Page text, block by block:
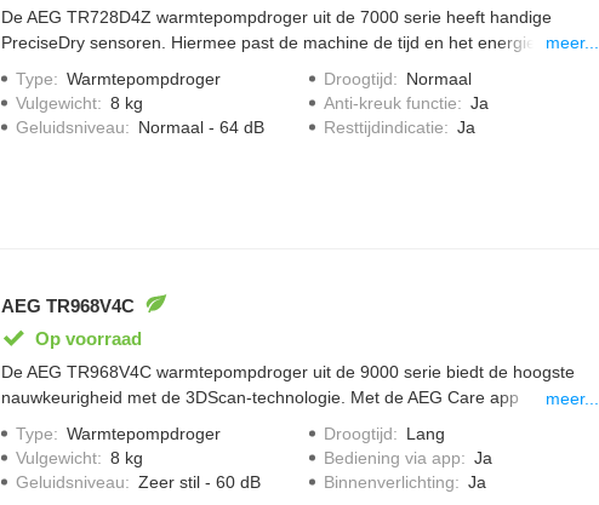
De AEG TR728D4Z warmtepompdroger uit de 7000 serie heeft handige
PreciseDry sensoren. Hiermee past de machine de tijd en het energieverbruik
kleding gelijkmatig gedroogd wordt. Het aantal plooien en kreukels wordt op
deze manier verminderd. Het EcoFlow-filter is gemakkelijk te reinigen.
meer...
Type: Warmtepompdroger
Vulgewicht: 8 kg
Geluidsniveau: Normaal - 64 dB
Droogtijd: Normaal
Anti-kreuk functie: Ja
Resttijdindicatie: Ja
AEG TR968V4C
Op voorraad
De AEG TR968V4C warmtepompdroger uit de 9000 serie biedt de hoogste
nauwkeurigheid met de 3DScan-technologie. Met de AEG Care app
personaliseer je droogprogramma's aan jou behoefte. De MixDry technologie
droogt moeiteloos en gelijkmatig synthetische en katoenen kledingstukken
door elkaar. De temperatuur en beweging van de droogtrommel wordt
meer...
Type: Warmtepompdroger
Vulgewicht: 8 kg
Geluidsniveau: Zeer stil - 60 dB
Droogtijd: Lang
Bediening via app: Ja
Binnenverlichting: Ja